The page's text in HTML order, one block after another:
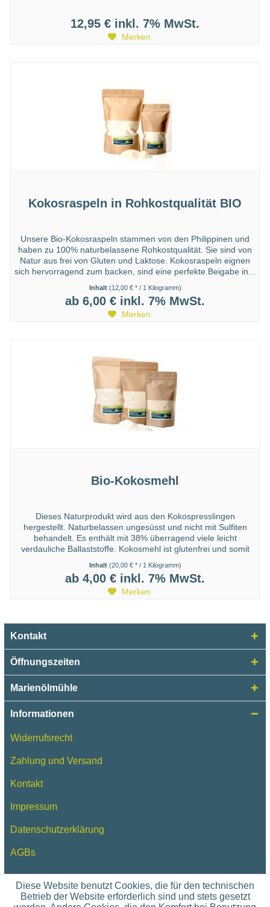
12,95 € inkl. 7% MwSt.
Merken
Kokosraspeln in Rohkostqualität BIO
Unsere Bio-Kokosraspeln stammen von den Philippinen und
haben zu 100% naturbelassene Rohkostqualität. Sie sind von
Natur aus frei von Gluten und Laktose. Kokosraspeln eignen
sich hervorragend zum backen, sind eine perfekte Beigabe in...
Inhalt (12,00 € * / 1 Kilogramm)
ab 6,00 € inkl. 7% MwSt.
Merken
Bio-Kokosmehl
Dieses Naturprodukt wird aus den Kokospresslingen
hergestellt. Naturbelassen ungesüsst und nicht mit Sulfiten
behandelt. Es enthält mit 38% überragend viele leicht
verdauliche Ballaststoffe. Kokosmehl ist glutenfrei und somit
Inhalt (20,00 € * / 1 Kilogramm)
ab 4,00 € inkl. 7% MwSt.
Merken
Kontakt
Öffnungszeiten
Marienölmühle
Informationen
Widerrufsrecht
Zahlung und Versand
Kontakt
Impressum
Datenschutzerklärung
AGBs
Diese Website benutzt Cookies, die für den technischen
Betrieb der Website erforderlich sind und stets gesetzt